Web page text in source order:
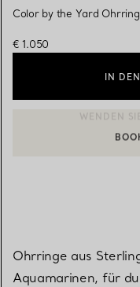
Color by the Yard
€ 1.050
IN
EINEN
Ohrringe aus
Aquamarinen, für